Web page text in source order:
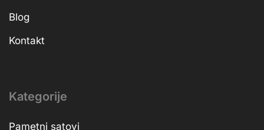
Blog
Kontakt
Kategorije
Pametni satovi